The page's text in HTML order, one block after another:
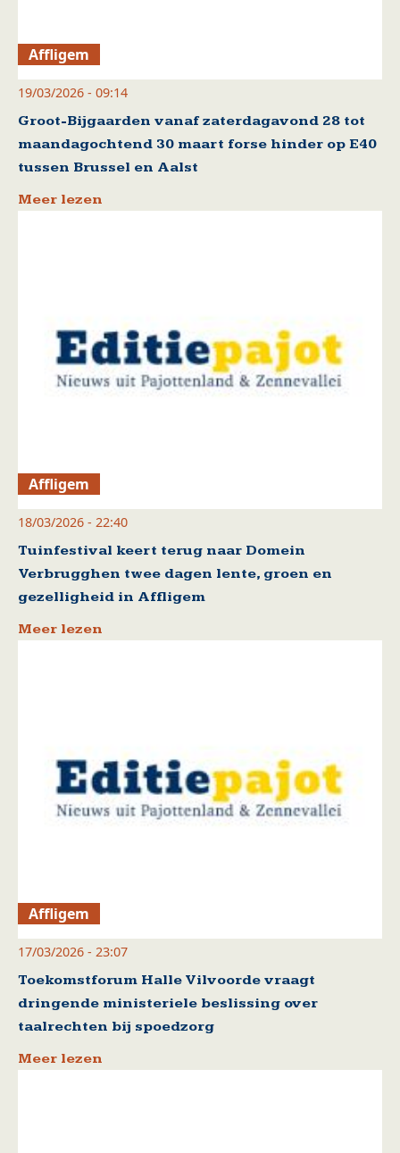
Affligem
19/03/2026 - 09:14
Groot-Bijgaarden vanaf zaterdagavond 28 tot
maandagochtend 30 maart forse hinder op E40
tussen Brussel en Aalst
Meer lezen
Affligem
18/03/2026 - 22:40
Tuinfestival keert terug naar Domein
Verbrugghen twee dagen lente, groen en
gezelligheid in Affligem
Meer lezen
Affligem
17/03/2026 - 23:07
Toekomstforum Halle Vilvoorde vraagt
dringende ministeriele beslissing over
taalrechten bij spoedzorg
Meer lezen